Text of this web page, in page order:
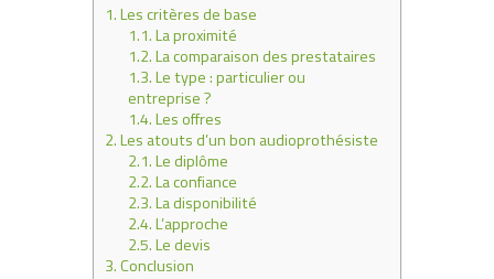
1.Les critères de base
1.1.La proximité
1.2.La comparaison des prestataires
1.3.Le type : particulier ou
entreprise ?
1.4.Les offres
2.Les atouts d’un bon audioprothésiste
2.1.Le diplôme
2.2.La confiance
2.3.La disponibilité
2.4.L’approche
2.5.Le devis
3.Conclusion